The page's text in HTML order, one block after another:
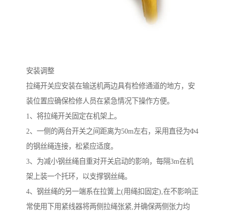
安装调整
拉绳开关应安装在输送机两边具有检修通道的地方，安
装位置应确保检修人员在紧急情况下操作方便。
1、将拉绳开关固定在机架上。
2、一侧的两台开关之间距离为50m左右，采用直径为Φ4
的钢丝绳连接，松紧应适度。
3、为减小钢丝绳自重对开关启动的影响，每隔3m在机
架上装一个托环，以支撑钢丝绳。
4、钢丝绳的另一端系在拉簧上(用绳扣固定),在不影响正
常使用下用紧线器将两侧拉绳张紧,并确保两侧张力均